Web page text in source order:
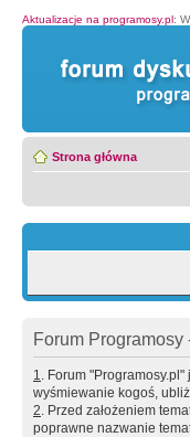
Aktualizacje na programosy.pl:
Strona główna
Forum Programosy
1. Forum
wyśmiewanie kogoś,
2. Przed założeniem
poprawne nazwanie